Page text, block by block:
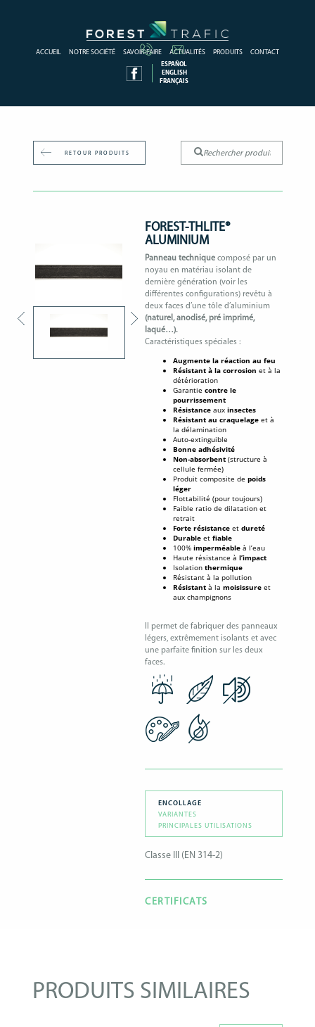
ACCUEIL NOTRE SOCIÉTÉ SAVOIR-FAIRE ACTUALITÉS PRODUITS CONTACT
ESPAÑOL
ENGLISH
FRANÇAIS
RETOUR PRODUITS
FOREST-THLITE®
ALUMINIUM
Panneau technique composé par un
noyau en matériau isolant de
dernière génération (voir les
différentes configurations) revêtu à
deux faces d’une tôle d’aluminium
(naturel, anodisé, pré imprimé,
laqué…).
Caractéristiques spéciales :
Augmente la réaction au feu
Résistant à la corrosion et à la
détérioration
Garantiecontre le
pourrissement
Résistance auxinsectes
Résistant au craquelage et à
la délamination
Auto-extinguible
Bonne adhésivité
Non-absorbent (structure à
cellule fermée)
Produit composite depoids
léger
Flottabilité (pour toujours)
Faible ratio de dilatation et
retrait
Forte résistanceet dureté
Durable etfiable
100% imperméable à l’eau
Haute résistance àl’impact
Isolationthermique
Résistant à la pollution
Résistant à lamoisissure et
aux champignons
Il permet de fabriquer des panneaux
légers, extrêmement isolants et avec
une parfaite finition sur les deux
faces.
ENCOLLAGE
VARIANTES
PRINCIPALES UTILISATIONS
Classe III (EN 314-2)
CERTIFICATS
PRODUITS SIMILAIRES